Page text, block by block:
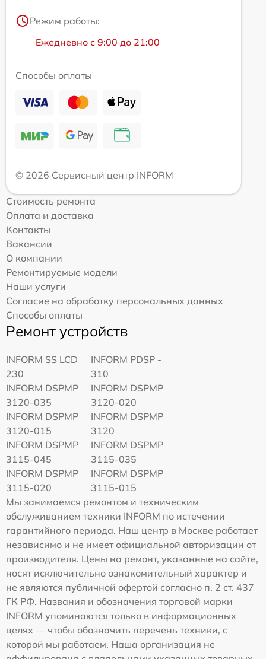
Режим работы:
Ежедневно с 9:00 до 21:00
Способы оплаты
© 2026 Сервисный центр INFORM
Стоимость ремонта
Оплата и доставка
Контакты
Вакансии
О компании
Ремонтируемые модели
Наши услуги
Согласие на обработку персональных данных
Способы оплаты
Ремонт устройств
INFORM SS LCD
230
INFORM PDSP -
310
INFORM DSPMP
3120-035
INFORM DSPMP
3120-020
INFORM DSPMP
3120-015
INFORM DSPMP
3120
INFORM DSPMP
3115-045
INFORM DSPMP
3115-035
INFORM DSPMP
3115-020
INFORM DSPMP
3115-015
Мы занимаемся ремонтом и техническим
обслуживанием техники INFORM по истечении
гарантийного периода. Наш центр в Москве работает
независимо и не имеет официальной авторизации от
производителя. Цены на ремонт, указанные на сайте,
носят исключительно ознакомительный характер и
не являются публичной офертой согласно п. 2 ст. 437
ГК РФ. Названия и обозначения торговой марки
INFORM упоминаются только в информационных
целях — чтобы обозначить перечень техники, с
которой мы работаем. Наша организация не